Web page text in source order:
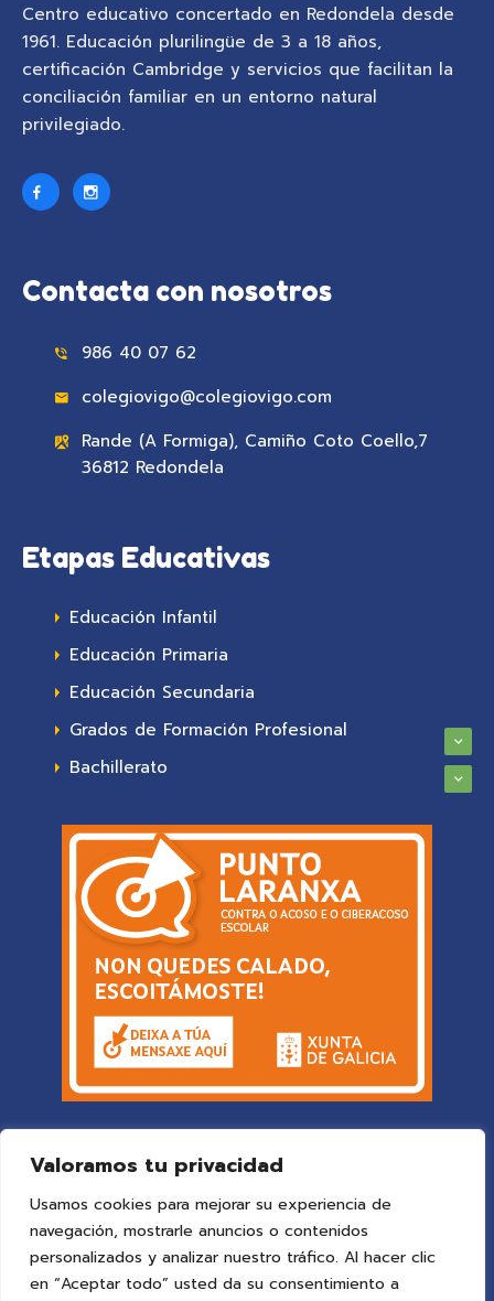
Valoramos tu privacidad
Usamos cookies para mejorar su experiencia de
navegación, mostrarle anuncios o contenidos
personalizados y analizar nuestro tráfico. Al hacer clic
en “Aceptar todo” usted da su consentimiento a
Centro educativo concertado en Redondela desde
1961. Educación plurilingüe de 3 a 18 años,
certificación Cambridge y servicios que facilitan la
conciliación familiar en un entorno natural
privilegiado.
Contacta con nosotros
986 40 07 62
colegiovigo@colegiovigo.com
Rande (A Formiga), Camiño Coto Coello,7
36812 Redondela
Etapas Educativas
Educación Infantil
Educación Primaria
Educación Secundaria
Grados de Formación Profesional
Bachillerato
© 2025 Colegio Vigoby ideaspropias publicidad&web